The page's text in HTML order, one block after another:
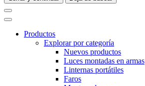
Productos
Explorar por categoría
Nuevos productos
Luces montadas en armas
Linternas portátiles
Faros